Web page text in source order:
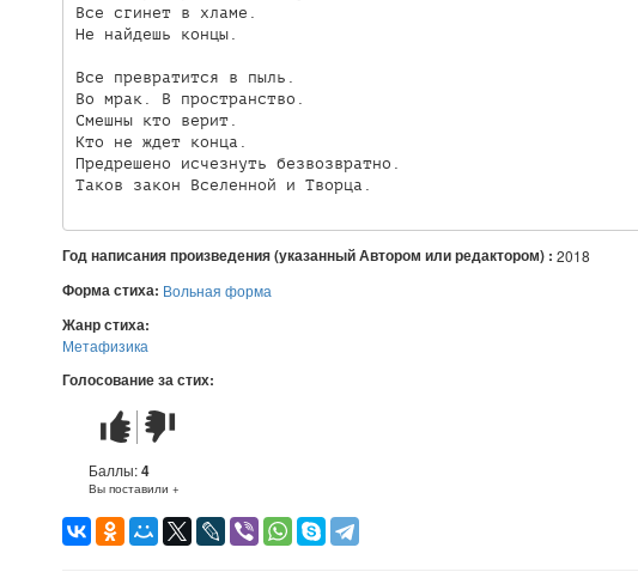
Все сгинет в хламе.
Не найдешь концы.
Все превратится в пыль.
Во мрак. В пространство.
Смешны кто верит.
Кто не ждет конца.
Предрешено исчезнуть безвозвратно.
Таков закон Вселенной и Творца.
Год написания произведения (указанный Автором или редактором) : 2018
Форма стиха: Вольная форма
Жанр стиха:
Метафизика
Голосование за стих:
Стих
понравился
Стих
не
понравился
Баллы:4
Вы поставили +